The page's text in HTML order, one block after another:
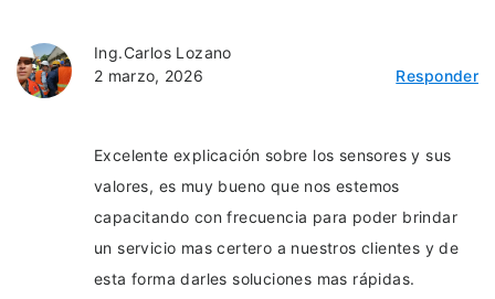
Ing.Carlos Lozano
2 marzo, 2026
Responder
Excelente explicación sobre los sensores y sus
valores, es muy bueno que nos estemos
capacitando con frecuencia para poder brindar
un servicio mas certero a nuestros clientes y de
esta forma darles soluciones mas rápidas.